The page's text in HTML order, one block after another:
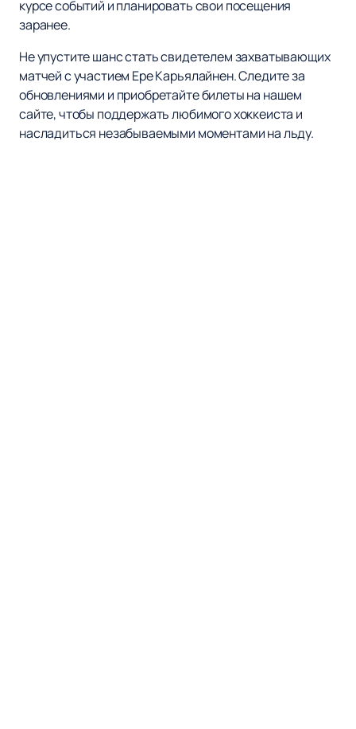
курсе событий и планировать свои посещения
заранее.
Не упустите шанс стать свидетелем захватывающих
матчей с участием Ере Карьялайнен. Следите за
обновлениями и приобретайте билеты на нашем
сайте, чтобы поддержать любимого хоккеиста и
насладиться незабываемыми моментами на льду.